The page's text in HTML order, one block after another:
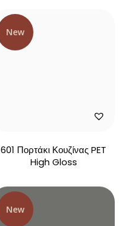
New
601 Πορτάκι Κουζίνας PET
High Gloss
New